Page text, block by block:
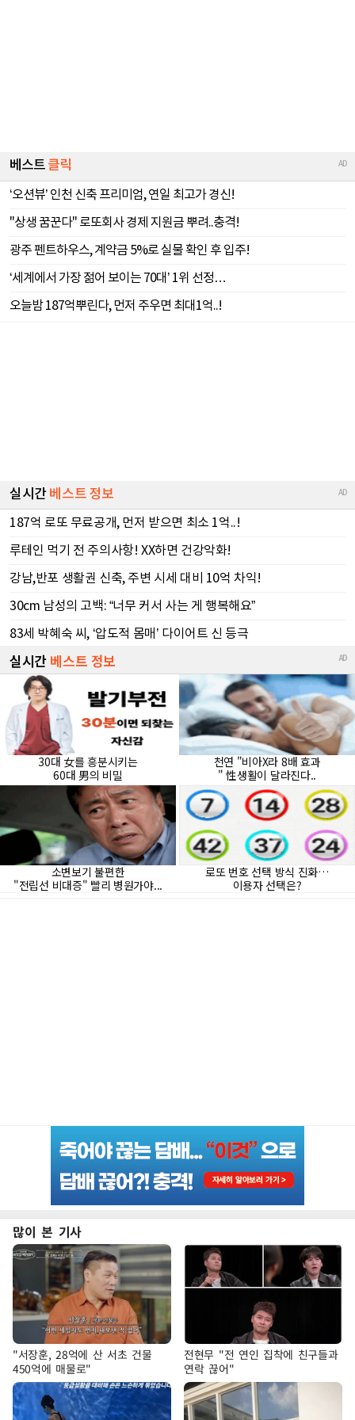
많이 본 기사
"서장훈, 28억에 산 서초 건물
450억에 매물로"
전현무 "전 연인 집착에 친구들과
연락 끊어"